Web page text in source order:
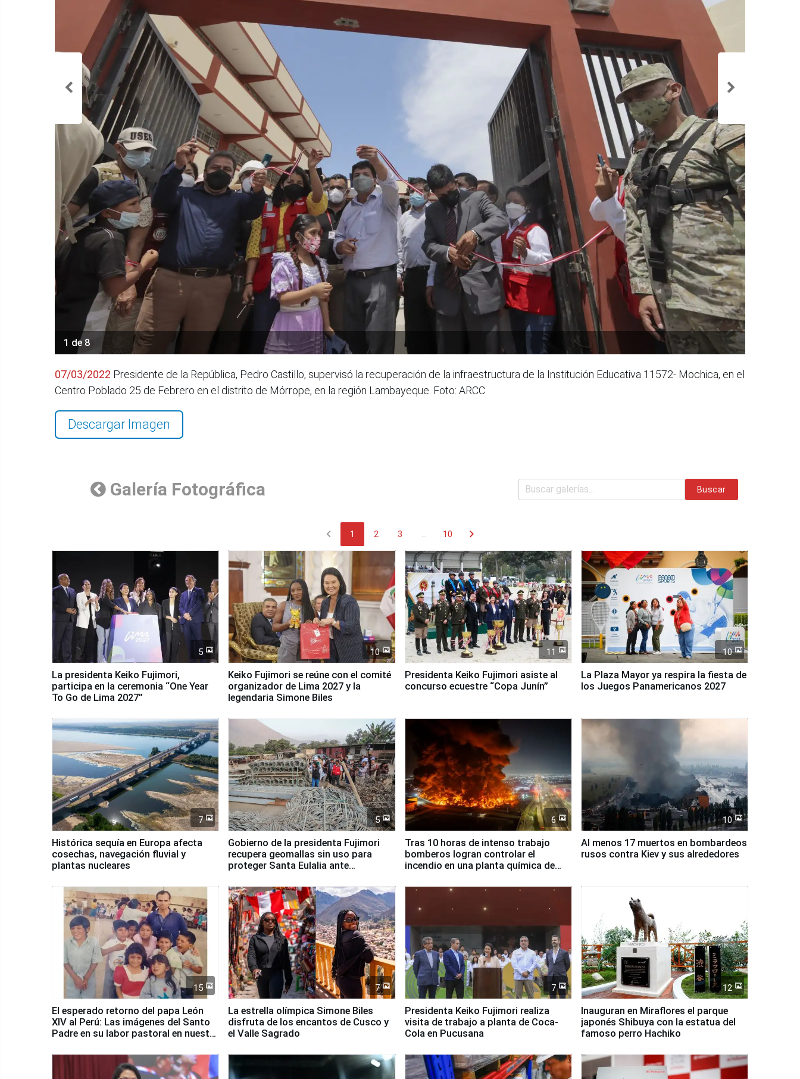
1 de 8
07/03/2022 Presidente de la República, Pedro Castillo, supervisó la recuperación de la infraestructura de la Institución Educativa 11572- Mochica, en el
Centro Poblado 25 de Febrero en el distrito de Mórrope, en la región Lambayeque. Foto: ARCC
Descargar Imagen
Galería Fotográfica Buscar
chevron_left 1 2 3 10 chevron_right
5
La presidenta Keiko Fujimori,
participa en la ceremonia “One Year
To Go de Lima 2027”
10
Keiko Fujimori se reúne con el comité
organizador de Lima 2027 y la
legendaria Simone Biles
11
Presidenta Keiko Fujimori asiste al
concurso ecuestre “Copa Junín”
10
La Plaza Mayor ya respira la fiesta de
los Juegos Panamericanos 2027
7
Histórica sequía en Europa afecta
cosechas, navegación fluvial y
plantas nucleares
5
Gobierno de la presidenta Fujimori
recupera geomallas sin uso para
proteger Santa Eulalia ante
6
Tras 10 horas de intenso trabajo
bomberos logran controlar el
incendio en una planta química de
10
Al menos 17 muertos en bombardeos
rusos contra Kiev y sus alrededores
15
El esperado retorno del papa León
XIV al Perú: Las imágenes del Santo
Padre en su labor pastoral en nuestro
7
La estrella olímpica Simone Biles
disfruta de los encantos de Cusco y
el Valle Sagrado
7
Presidenta Keiko Fujimori realiza
visita de trabajo a planta de Coca-
Cola en Pucusana
12
Inauguran en Miraflores el parque
japonés Shibuya con la estatua del
famoso perro Hachiko